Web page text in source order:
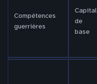
Compétences
guerrières
Capital
de
base